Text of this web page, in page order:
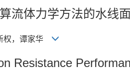
流体力学方法的水线
权，谭家华
Resistance